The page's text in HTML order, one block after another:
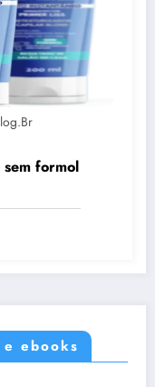
formol
ebooks